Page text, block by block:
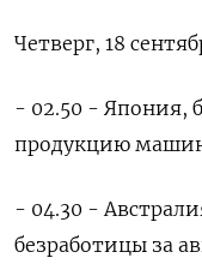
Четверг, 18
- 02.50 - Япония,
продукцию
- 04.30 -
безработицы за